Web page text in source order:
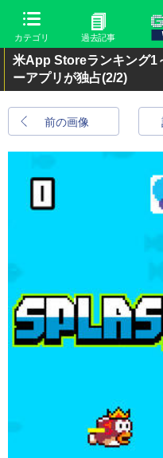
カテゴリ 過去記事
米App Storeランキング1
ーアプリが独占(2/2)
前の画像